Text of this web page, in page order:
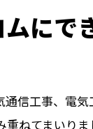
にで
信工事、電気
ねてまいりま